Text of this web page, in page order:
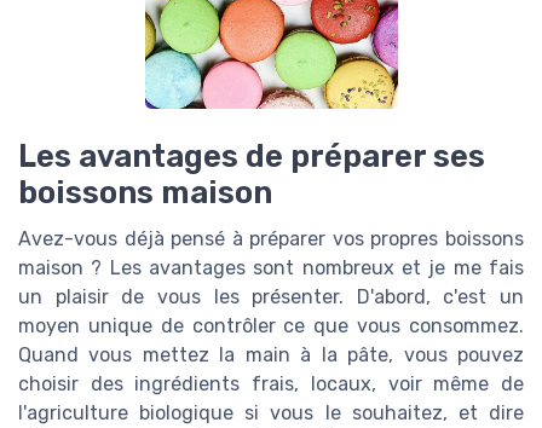
Les avantages de préparer ses
boissons maison
Avez-vous déjà pensé à préparer vos propres boissons
maison ? Les avantages sont nombreux et je me fais
un plaisir de vous les présenter. D'abord, c'est un
moyen unique de contrôler ce que vous consommez.
Quand vous mettez la main à la pâte, vous pouvez
choisir des ingrédients frais, locaux, voir même de
l'agriculture biologique si vous le souhaitez, et dire